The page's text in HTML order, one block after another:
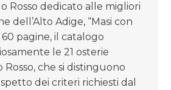
Rosso dedicato alle migliori
dell’Alto Adige, “Masi con
pagine, il catalogo
le 21 osterie
che si distinguono
dei criteri richiesti dal